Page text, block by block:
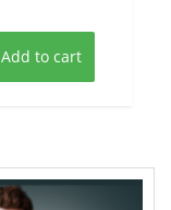
Add to cart